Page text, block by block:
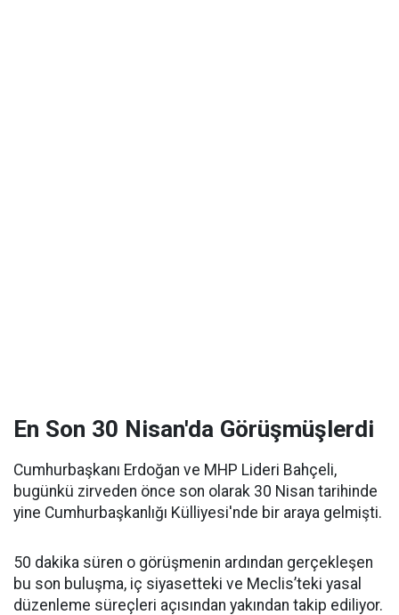
En Son 30 Nisan'da Görüşmüşlerdi
Cumhurbaşkanı Erdoğan ve MHP Lideri Bahçeli,
bugünkü zirveden önce son olarak 30 Nisan tarihinde
yine Cumhurbaşkanlığı Külliyesi'nde bir araya gelmişti.
50 dakika süren o görüşmenin ardından gerçekleşen
bu son buluşma, iç siyasetteki ve Meclis’teki yasal
düzenleme süreçleri açısından yakından takip ediliyor.